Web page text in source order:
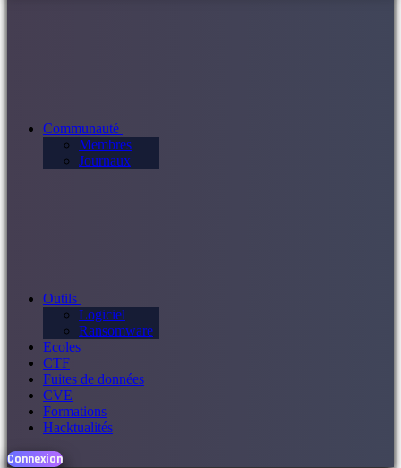
Communauté
Membres
Journaux
Outils
Logiciel
Ransomware
Ecoles
CTF
Fuites de données
CVE
Formations
Hacktualités
Connexion